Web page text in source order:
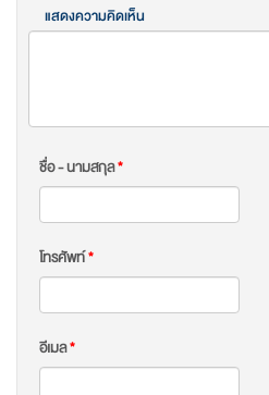
แสดงความคิดเห็น
ชื่อ - นามสกุล*
โทรศัพท์*
อีเมล*